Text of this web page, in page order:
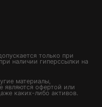
только при
наличии гиперссылки на
материалы,
являются офертой или
каких-либо активов.